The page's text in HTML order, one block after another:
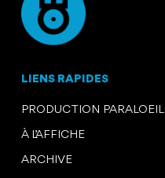
LIENS RAPIDES
PRODUCTION PARALOEIL
À L’AFFICHE
ARCHIVE